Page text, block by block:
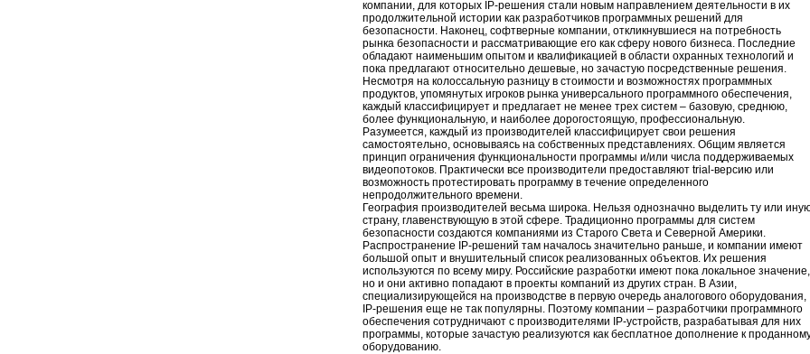
компании, для которых IP-решения стали новым направлением деятельности в их
продолжительной истории как разработчиков программных решений для
безопасности. Наконец, софтверные компании, откликнувшиеся на потребность
рынка безопасности и рассматривающие его как сферу нового бизнеса. Последние
обладают наименьшим опытом и квалификацией в области охранных технологий и
пока предлагают относительно дешевые, но зачастую посредственные решения.
Несмотря на колоссальную разницу в стоимости и возможностях программных
продуктов, упомянутых игроков рынка универсального программного обеспечения,
каждый классифицирует и предлагает не менее трех систем – базовую, среднюю,
более функциональную, и наиболее дорогостоящую, профессиональную.
Разумеется, каждый из производителей классифицирует свои решения
самостоятельно, основываясь на собственных представлениях. Общим является
принцип ограничения функциональности программы и/или числа поддерживаемых
видеопотоков. Практически все производители предоставляют trial-версию или
возможность протестировать программу в течение определенного
непродолжительного времени.
География производителей весьма широка. Нельзя однозначно выделить ту или
страну, главенствующую в этой сфере. Традиционно программы для систем
безопасности создаются компаниями из Старого Света и Северной Америки.
Распространение IP-решений там началось значительно раньше, и компании имеют
большой опыт и внушительный список реализованных объектов. Их решения
используются по всему миру. Российские разработки имеют пока локальное значение,
но и они активно попадают в проекты компаний из других стран. В Азии,
специализирующейся на производстве в первую очередь аналогового оборудования,
IP-решения еще не так популярны. Поэтому компании – разработчики программного
обеспечения сотрудничают с производителями IP-устройств, разрабатывая для них
программы, которые зачастую реализуются как бесплатное дополнение к
оборудованию.